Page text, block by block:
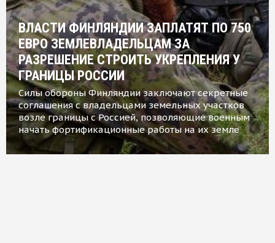
ВЛАСТИ ФИНЛЯНДИИ ЗАПЛАТЯТ ПО 750
ЕВРО ЗЕМЛЕВЛАДЕЛЬЦАМ ЗА
РАЗРЕШЕНИЕ СТРОИТЬ УКРЕПЛЕНИЯ У
ГРАНИЦЫ РОССИИ
Силы обороны Финляндии заключают секретные
соглашения с владельцами земельных участков
возле границы с Россией, позволяющие военным
начать фортификационные работы на их земле